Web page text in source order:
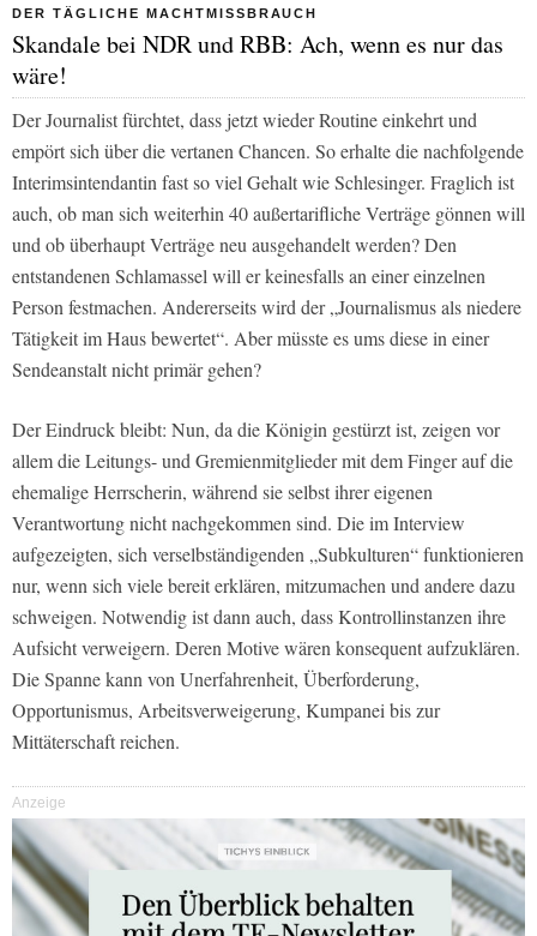
DER TÄGLICHE MACHTMISSBRAUCH
Skandale bei NDR und RBB: Ach, wenn es nur das
wäre!
Der Journalist fürchtet, dass jetzt wieder Routine einkehrt und
empört sich über die vertanen Chancen. So erhalte die nachfolgende
Interimsintendantin fast so viel Gehalt wie Schlesinger. Fraglich ist
auch, ob man sich weiterhin 40 außertarifliche Verträge gönnen will
und ob überhaupt Verträge neu ausgehandelt werden? Den
entstandenen Schlamassel will er keinesfalls an einer einzelnen
Person festmachen. Andererseits wird der „Journalismus als niedere
Tätigkeit im Haus bewertet“. Aber müsste es ums diese in einer
Sendeanstalt nicht primär gehen?
Der Eindruck bleibt: Nun, da die Königin gestürzt ist, zeigen vor
allem die Leitungs- und Gremienmitglieder mit dem Finger auf die
ehemalige Herrscherin, während sie selbst ihrer eigenen
Verantwortung nicht nachgekommen sind. Die im Interview
aufgezeigten, sich verselbständigenden „Subkulturen“ funktionieren
nur, wenn sich viele bereit erklären, mitzumachen und andere dazu
schweigen. Notwendig ist dann auch, dass Kontrollinstanzen ihre
Aufsicht verweigern. Deren Motive wären konsequent aufzuklären.
Die Spanne kann von Unerfahrenheit, Überforderung,
Opportunismus, Arbeitsverweigerung, Kumpanei bis zur
Mittäterschaft reichen.
Anzeige